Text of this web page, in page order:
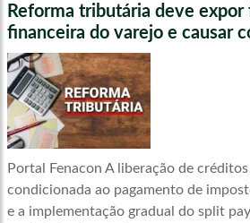
Reforma tributária deve expor
financeira do varejo e causar
Portal Fenacon A liberação de créditos
condicionada ao pagamento de
e a implementação gradual do split